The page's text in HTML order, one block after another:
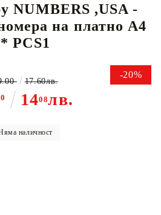
NUMBERS ,USA -
на платно А4
* PCS1
-20%
1408лв.
17.60лв.
наличност